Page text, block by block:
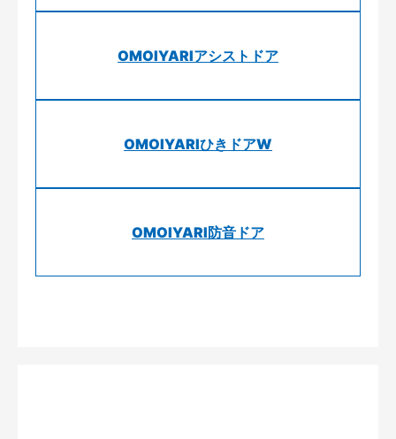
OMOIYARIアシストドア
OMOIYARIひきドアW
OMOIYARI防音ドア